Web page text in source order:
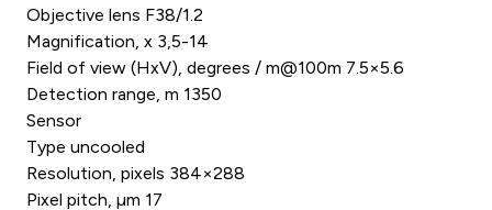
Objective lens F38/1.2
Magnification, x 3,5-14
Field of view (HxV), degrees / m@100m 7.5×5.6
Detection range, m 1350
Sensor
Type uncooled
Resolution, pixels 384×288
Pixel pitch, µm 17